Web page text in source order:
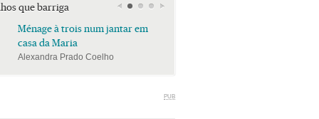
que barriga
Ménage à trois num jantar em
casa da Maria
Alexandra Prado Coelho
PUB